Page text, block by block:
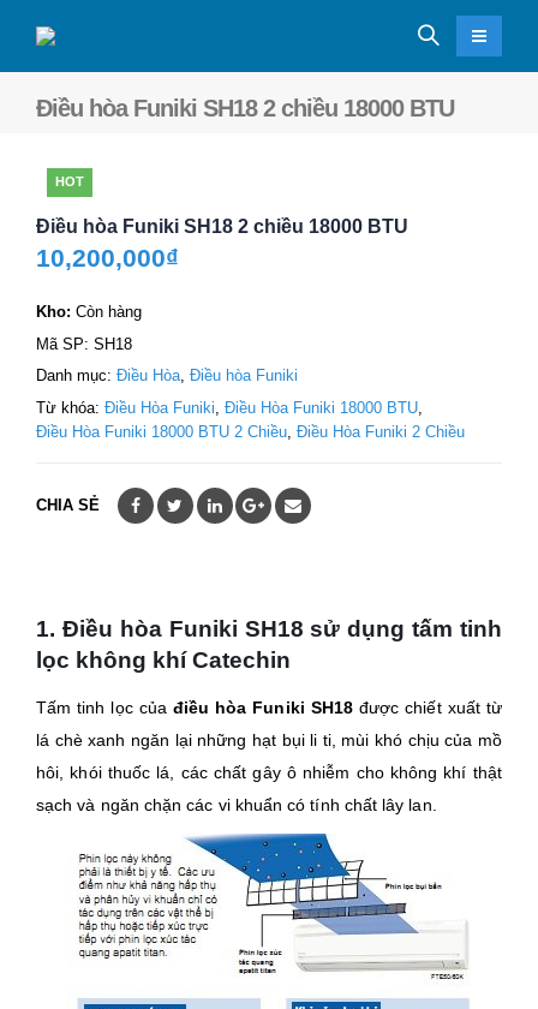
Điều hòa Funiki SH18 2 chiều 18000 BTU
HOT
Điều hòa Funiki SH18 2 chiều 18000 BTU
10,200,000₫
Kho: Còn hàng
Mã SP: SH18
Danh mục: Điều Hòa, Điều hòa Funiki
Từ khóa: Điều Hòa Funiki Điều Hòa Funiki 18000 BTU
Điều Hòa Funiki 18000 BTU 2 Chiều Điều Hòa Funiki 2 Chiều
CHIA SẺ
1. Điều hòa Funiki SH18 sử dụng tấm tinh
lọc không khí Catechin
Tấm tinh lọc của điều hòa Funiki SH18được chiết xuất từ
lá chè xanh ngăn lại những hạt bụi li ti, mùi khó chịu của mồ
hôi, khói thuốc lá, các chất gây ô nhiễm cho không khí thật
sạch và ngăn chặn các vi khuẩn có tính chất lây lan.